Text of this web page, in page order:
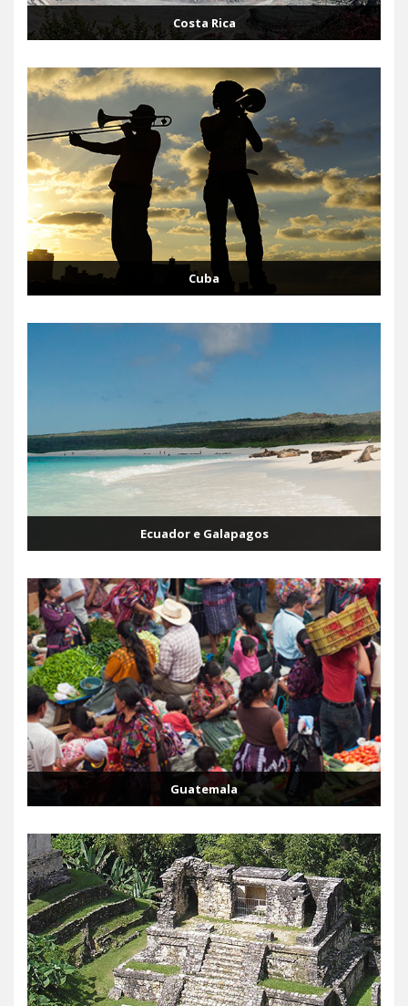
Costa Rica
Cuba
Ecuador e Galapagos
Guatemala